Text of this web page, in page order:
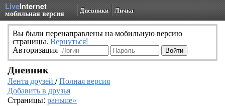
LiveInternet
мобильная версия Дневники Личка
Вы были перенаправлены на мобильную версию
страницы. Вернуться!
Авторизация
Дневник
Лента друзей /Полная версия
Добавить в друзья
Страницы: раньше»